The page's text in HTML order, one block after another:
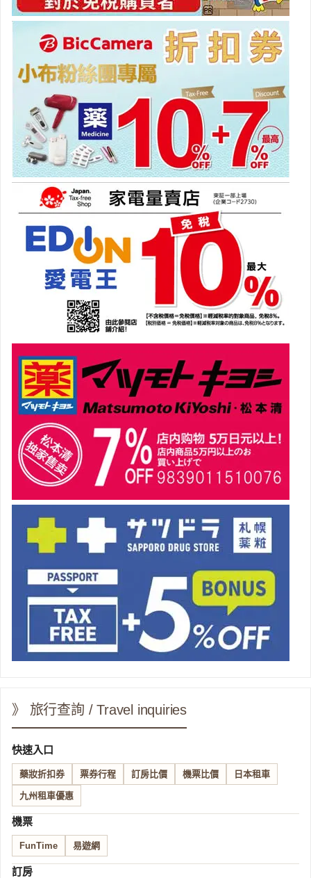
》 旅行查詢 / Travel inquiries
快速入口
藥妝折扣券 票券行程 訂房比價 機票比價 日本租車
九州租車優惠
機票
FunTime 易遊網
訂房